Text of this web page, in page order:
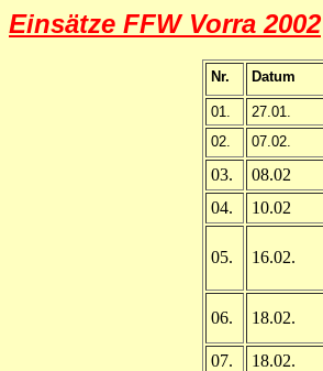
Einsätze FFW Vorra 2002
Nr. Datum
01. 27.01.
02.
07.02.
03. 08.02
04.
10.02
05.
16.02.
06. 18.02.
07.
18.02.